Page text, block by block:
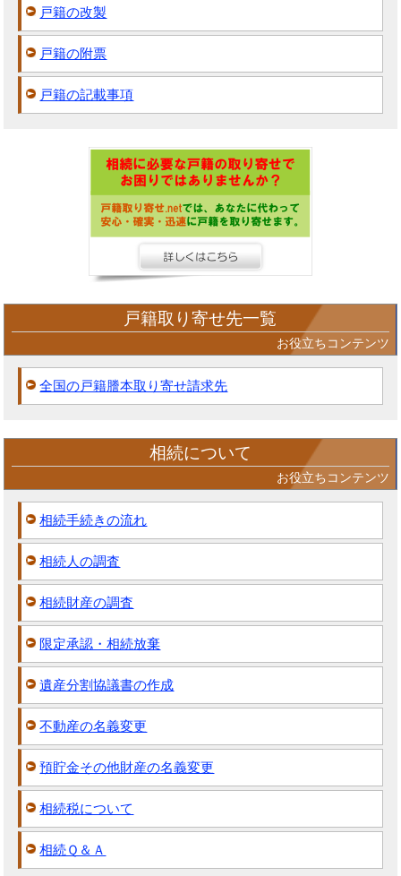
戸籍の改製
戸籍の附票
戸籍の記載事項
戸籍取り寄せ先一覧
お役立ちコンテンツ
全国の戸籍謄本取り寄せ請求先
相続について
お役立ちコンテンツ
相続手続きの流れ
相続人の調査
相続財産の調査
限定承認・相続放棄
遺産分割協議書の作成
不動産の名義変更
預貯金その他財産の名義変更
相続税について
相続Ｑ＆Ａ